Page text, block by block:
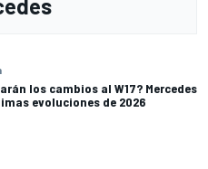
los cambios al W17? Mercedes
evoluciones de 2026